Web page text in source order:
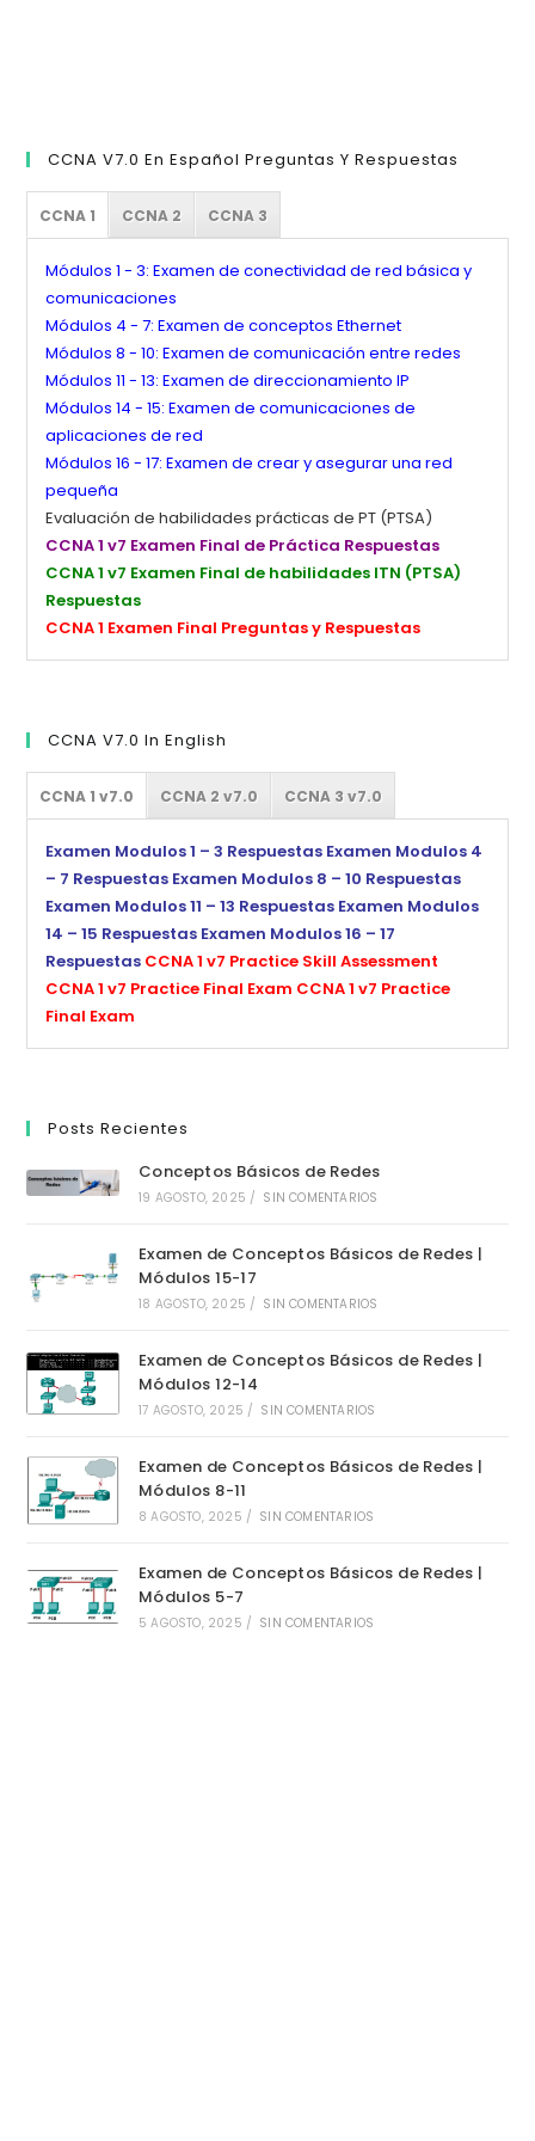
CCNA V7.0 En Español Preguntas Y Respuestas
CCNA 1 CCNA 2 CCNA 3
Módulos 1 - 3: Examen de conectividad de red básica y
comunicaciones
Módulos 4 - 7: Examen de conceptos Ethernet
Módulos 8 - 10: Examen de comunicación entre redes
Módulos 11 - 13: Examen de direccionamiento IP
Módulos 14 - 15: Examen de comunicaciones de
aplicaciones de red
Módulos 16 - 17: Examen de crear y asegurar una red
pequeña
Evaluación de habilidades prácticas de PT (PTSA)
CCNA 1 v7 Examen Final de Práctica Respuestas
CCNA 1 v7 Examen Final de habilidades ITN (PTSA)
Respuestas
CCNA 1 Examen Final Preguntas y Respuestas
CCNA V7.0 In English
CCNA 1 v7.0 CCNA 2 v7.0 CCNA 3 v7.0
Examen Modulos 1 – 3 Respuestas Examen Modulos 4
– 7 Respuestas Examen Modulos 8 – 10 Respuestas
Examen Modulos 11 – 13 Respuestas Examen Modulos
14 – 15 Respuestas Examen Modulos 16 – 17
Respuestas CCNA 1 v7 Practice Skill Assessment
CCNA 1 v7 Practice Final Exam CCNA 1 v7 Practice
Final Exam
Posts Recientes
Conceptos Básicos de Redes
19 AGOSTO, 2025 / SIN COMENTARIOS
Examen de Conceptos Básicos de Redes |
Módulos 15-17
18 AGOSTO, 2025 / SIN COMENTARIOS
Examen de Conceptos Básicos de Redes |
Módulos 12-14
17 AGOSTO, 2025 / SIN COMENTARIOS
Examen de Conceptos Básicos de Redes |
Módulos 8-11
8 AGOSTO, 2025 / SIN COMENTARIOS
Examen de Conceptos Básicos de Redes |
Módulos 5-7
5 AGOSTO, 2025 / SIN COMENTARIOS